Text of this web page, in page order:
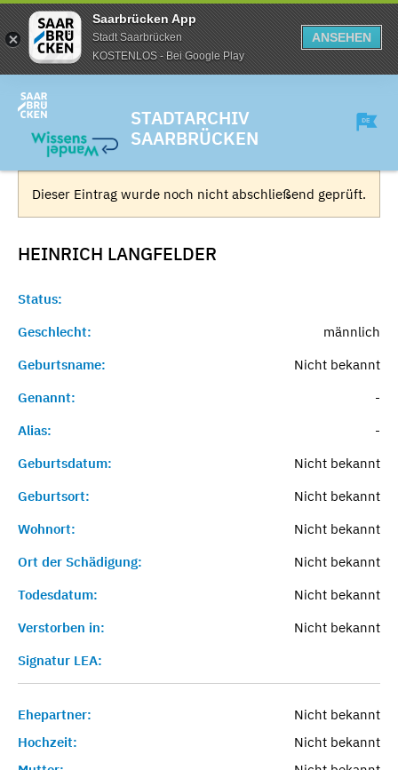
Saarbrücken App
Stadt Saarbrücken
KOSTENLOS - Bei Google Play
ANSEHEN
STADTARCHIV
SAARBRÜCKEN
Dieser Eintrag wurde noch nicht abschließend geprüft.
HEINRICH LANGFELDER
Status:
Geschlecht:
männlich
Geburtsname:
Nicht bekannt
Genannt:
-
Alias:
-
Geburtsdatum:
Nicht bekannt
Geburtsort:
Nicht bekannt
Wohnort:
Nicht bekannt
Ort der Schädigung:
Nicht bekannt
Todesdatum:
Nicht bekannt
Verstorben in:
Nicht bekannt
Signatur LEA:
Ehepartner:
Nicht bekannt
Hochzeit:
Nicht bekannt